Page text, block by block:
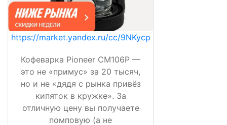
https://market.yandex.ru/cc/9NKycp
Кофеварка Pioneer CM106P —
это не «примус» за 20 тысяч,
но и не «дядя с рынка привёз
кипяток в кружке». За
отличную цену вы получаете
помповую (а не